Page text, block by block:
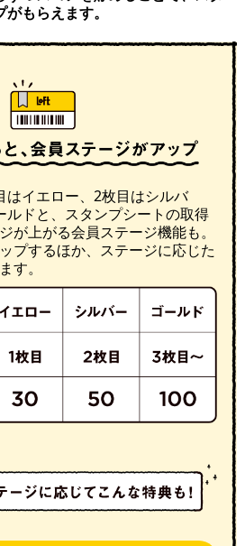
がもらえます。
はイエロー、2枚目はシルバ
ルドと、スタンプシートの取得
が上がる会員ステージ機能も。
プするほか、ステージに応じた
す。